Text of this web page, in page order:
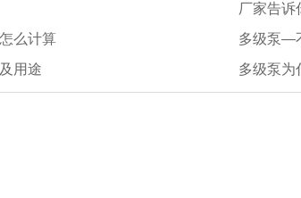
厂家告诉
么计算
多级泵—
用途
多级泵为